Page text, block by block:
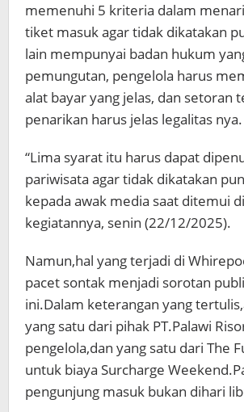
memenuhi 5 kriteria dalam
tiket masuk agar tidak dikatakan
lain mempunyai badan hukum
pemungutan, pengelola harus
alat bayar yang jelas, dan setoran
penarikan harus jelas legalitas nya.
“Lima syarat itu harus dapat
pariwisata agar tidak dikatakan
kepada awak media saat ditemui
kegiatannya, senin (22/12/2025).
Namun,hal yang terjadi di
pacet sontak menjadi sorotan
ini.Dalam keterangan yang
yang satu dari pihak PT.Palawi
pengelola,dan yang satu dari The
untuk biaya Surcharge
pengunjung masuk bukan dihari